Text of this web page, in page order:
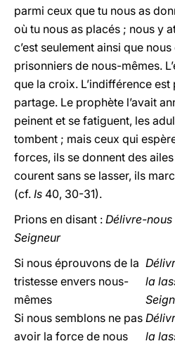
parmi ceux que tu nous as
où tu nous as placés ; nous y
c’est seulement ainsi que
prisonniers de nous-mêmes.
que la croix. L’indifférence
partage. Le prophète l’avait
peinent et se fatiguent, les
tombent ; mais ceux qui
forces, ils se donnent des
courent sans se lasser, ils
(cf. Is 40, 30-31).
Prions en disant : Délivre-
Seigneur
Si nous éprouvons de la
tristesse envers nous-
mêmes
la
Si nous semblons ne pas
avoir la force de nous
la